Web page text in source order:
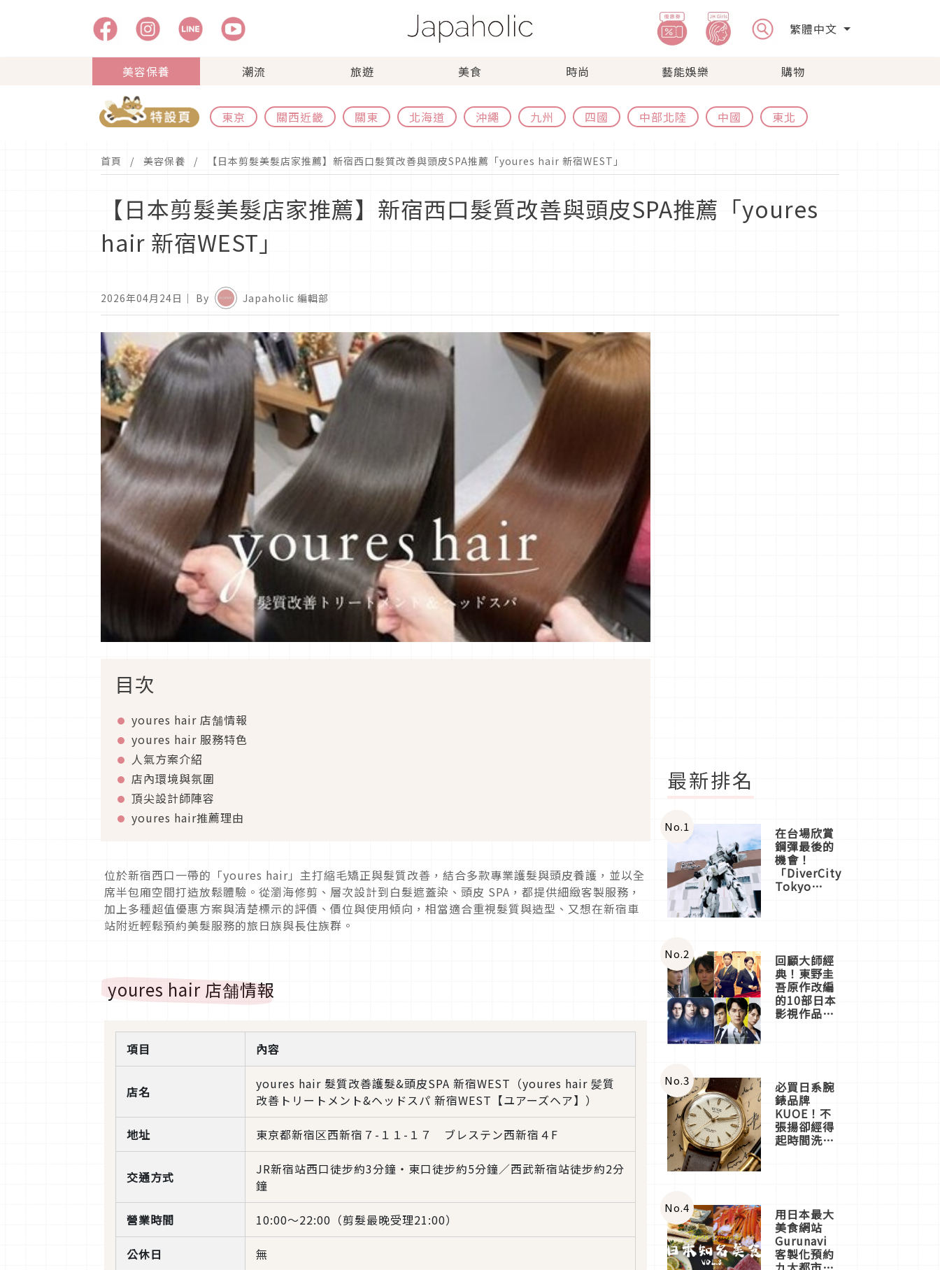
繁體中文
美容保養 潮流 旅遊 美食 時尚 藝能娛樂 購物
東京 關西近畿 關東 北海道 沖繩 九州 四國 中部北陸 中國 東北
首頁 美容保養 【日本剪髮美髮店家推薦】新宿西口髮質改善與頭皮SPA推薦「youres hair 新宿WEST」
【日本剪髮美髮店家推薦】新宿西口髮質改善與頭皮SPA推薦「youres
hair 新宿WEST」
2026年04月24日 ｜ By Japaholic 編輯部
目次
youres hair 店舗情報
youres hair 服務特色
人氣方案介紹
店內環境與氛圍
頂尖設計師陣容
youres hair推薦理由
位於新宿西口一帶的「youres hair」主打縮毛矯正與髮質改善，結合多款專業護髮與頭皮養護，並以全
席半包廂空間打造放鬆體驗。從瀏海修剪、層次設計到白髮遮蓋染、頭皮 SPA，都提供細緻客製服務，
加上多種超值優惠方案與清楚標示的評價、價位與使用傾向，相當適合重視髮質與造型、又想在新宿車
站附近輕鬆預約美髮服務的旅日族與長住族群。
youres hair 店舗情報
項目 內容
店名
youres hair 髮質改善護髮&頭皮SPA 新宿WEST（youres hair 髪質
改善トリートメント&ヘッドスパ 新宿WEST【ユアーズヘア】）
地址 東京都新宿区西新宿７-１１-１７ ブレステン西新宿４F
交通方式
JR新宿站西口徒步約3分鐘・東口徒步約5分鐘／西武新宿站徒步約2分
鐘
營業時間 10:00～22:00（剪髮最晚受理21:00）
公休日 無
最新排名
No.1 在台場欣賞
鋼彈最後的
機會！
「DiverCity
Tokyo
體驗
No.2 回顧大師經
典！東野圭
吾原作改編
的10部日本
影視作品推
No.3 必買日系腕
錶品牌
KUOE！不
張揚卻經得
起時間洗鍊
No.4 用日本最大
美食網站
Gurunavi
客製化預約